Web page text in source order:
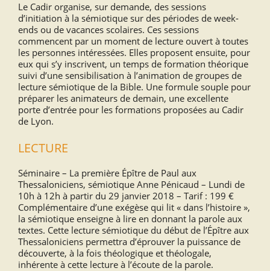
Le Cadir organise, sur demande, des sessions
d’initiation à la sémiotique sur des périodes de week-
ends ou de vacances scolaires. Ces sessions
commencent par un moment de lecture ouvert à toutes
les personnes intéressées. Elles proposent ensuite, pour
eux qui s’y inscrivent, un temps de formation théorique
suivi d’une sensibilisation à l’animation de groupes de
lecture sémiotique de la Bible. Une formule souple pour
préparer les animateurs de demain, une excellente
porte d’entrée pour les formations proposées au Cadir
de Lyon.
LECTURE
Séminaire – La première Épître de Paul aux
Thessaloniciens, sémiotique Anne Pénicaud – Lundi de
10h à 12h à partir du 29 janvier 2018 – Tarif : 199 €
Complémentaire d’une exégèse qui lit « dans l’histoire »,
la sémiotique enseigne à lire en donnant la parole aux
textes. Cette lecture sémiotique du début de l’Épître aux
Thessaloniciens permettra d’éprouver la puissance de
découverte, à la fois théologique et théologale,
inhérente à cette lecture à l’écoute de la parole.